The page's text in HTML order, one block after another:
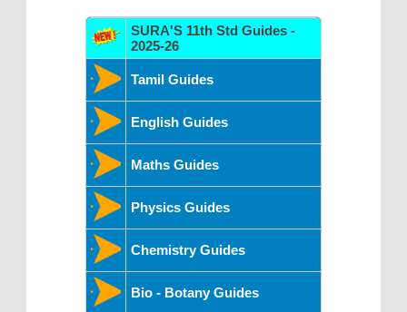
SURA'S 11th Std Guides -
2025-26
Tamil Guides
English Guides
Maths Guides
Physics Guides
Chemistry Guides
Bio - Botany Guides